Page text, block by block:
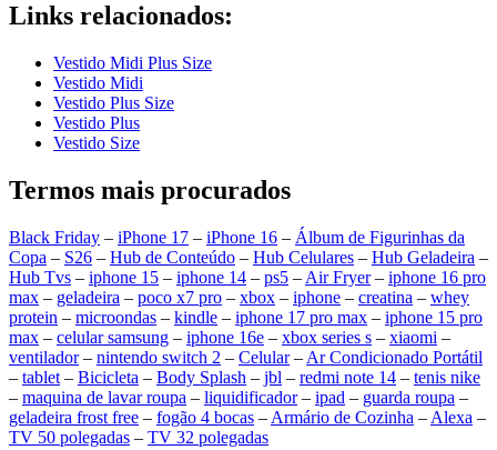
Links relacionados:
Vestido Midi Plus Size
Vestido Midi
Vestido Plus Size
Vestido Plus
Vestido Size
Termos mais procurados
Black Friday – iPhone 17 – iPhone 16 – Álbum de Figurinhas da
Copa – S26 – Hub de Conteúdo – Hub Celulares – Hub Geladeira –
Hub Tvs – iphone 15 – iphone 14 – ps5 – Air Fryer– iphone 16 pro
max – geladeira – poco x7 pro – xbox – iphone – creatina – whey
protein – microondas – kindle – iphone 17 pro max – iphone 15 pro
max – celular samsung – iphone 16e – xbox series s – xiaomi –
ventilador– nintendo switch 2 – Celular– Ar Condicionado Portátil
– tablet – Bicicleta – Body Splash – jbl – redmi note 14 – tenis nike
– maquina de lavar roupa – liquidificador– ipad – guarda roupa –
geladeira frost free – fogão 4 bocas – Armário de Cozinha – Alexa –
TV 50 polegadas – TV 32 polegadas